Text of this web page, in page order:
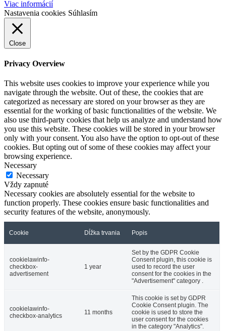
Viac informácií
Nastavenia cookies Súhlasím
Close
Privacy Overview
This website uses cookies to improve your experience while you
navigate through the website. Out of these, the cookies that are
categorized as necessary are stored on your browser as they are
essential for the working of basic functionalities of the website. We
also use third-party cookies that help us analyze and understand how
you use this website. These cookies will be stored in your browser
only with your consent. You also have the option to opt-out of these
cookies. But opting out of some of these cookies may affect your
browsing experience.
Necessary
Necessary
Vždy zapnuté
Necessary cookies are absolutely essential for the website to
function properly. These cookies ensure basic functionalities and
security features of the website, anonymously.
Cookie Dĺžka trvania Popis
cookielawinfo-
checkbox-
advertisement
1 year
Set by the GDPR Cookie
Consent plugin, this cookie is
used to record the user
consent for the cookies in the
"Advertisement" category .
cookielawinfo-
checkbox-analytics
11 months
This cookie is set by GDPR
Cookie Consent plugin. The
cookie is used to store the
user consent for the cookies
in the category "Analytics".